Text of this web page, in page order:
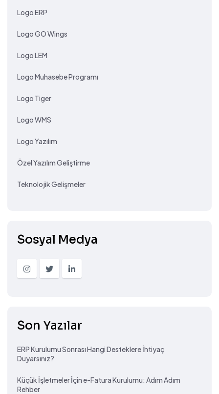
Logo ERP
Logo GO Wings
Logo LEM
Logo Muhasebe Programı
Logo Tiger
Logo WMS
Logo Yazılım
Özel Yazılım Geliştirme
Teknolojik Gelişmeler
Sosyal Medya
Son Yazılar
ERP Kurulumu Sonrası Hangi Desteklere İhtiyaç
Duyarsınız?
Küçük İşletmeler İçin e-Fatura Kurulumu: Adım Adım
Rehber